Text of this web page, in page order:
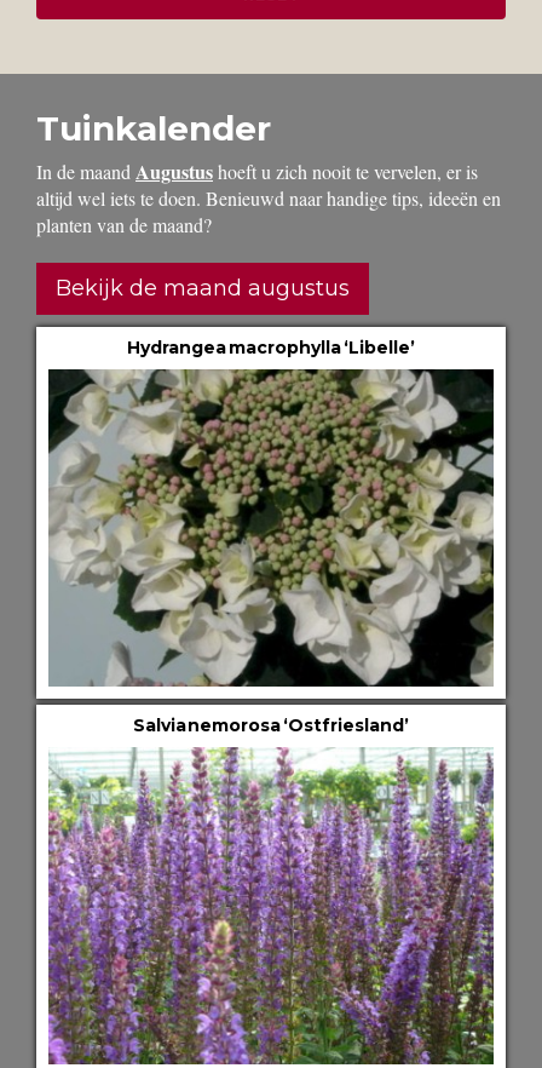
Tuinkalender
In de maand Augustushoeft u zich nooit te vervelen, er is
altijd wel iets te doen. Benieuwd naar handige tips, ideeën en
planten van de maand?
Bekijk de maand augustus
Hydrangea macrophylla ‘Libelle’
Salvia nemorosa ‘Ostfriesland’